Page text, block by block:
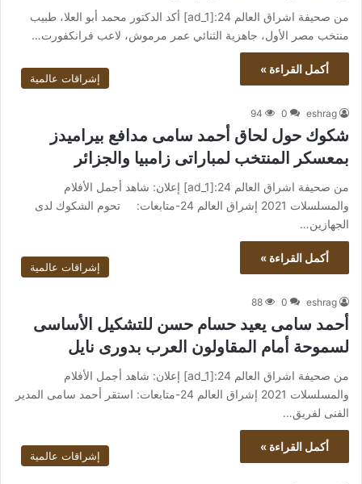
من صحيفة اشراق العالم 24:[ad_1] أكد الدكتور محمد أبو العلا، طبيب
منتخب مصر الأول، جاهزية الثنائي عمر مرموش، لاعب فرانكفورت…
أكمل القراءة »
إشراقات عالمية
eshrag
0
94
شكوك حول لحاق أحمد سامى مدافع بيراميدز
بمعسكر المنتخب لمباراتى زامبيا والجزائر
من صحيفة اشراق العالم 24:[ad_1] إعلان: شاهد أجمل الأفلام
والمسلسلات 2021 إشراق العالم 24-متابعات: تحوم الشكوك لدى
الجهازين…
أكمل القراءة »
إشراقات عالمية
eshrag
0
88
أحمد سامى يعيد حسام حسن للتشكيل الأساسى
لسموحة أمام المقاولون العرب بدورى نايل
من صحيفة اشراق العالم 24:[ad_1] إعلان: شاهد أجمل الأفلام
والمسلسلات 2021 إشراق العالم 24-متابعات: استقر أحمد سامى المدير
الفنى لفريق…
أكمل القراءة »
إشراقات عالمية